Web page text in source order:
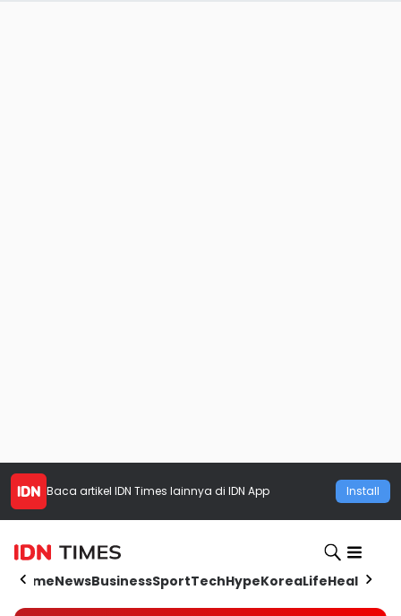
Baca artikel IDN Times lainnya di IDN App Install
HomeNewsBusinessSportTechHypeKoreaLifeHealth